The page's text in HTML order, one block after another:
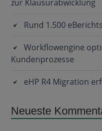
zur Klausurabwicklung
Rund 1.500
Workflowengine
Kundenprozesse
eHP R4 Migration
Neueste